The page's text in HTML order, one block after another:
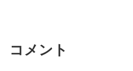
コメント